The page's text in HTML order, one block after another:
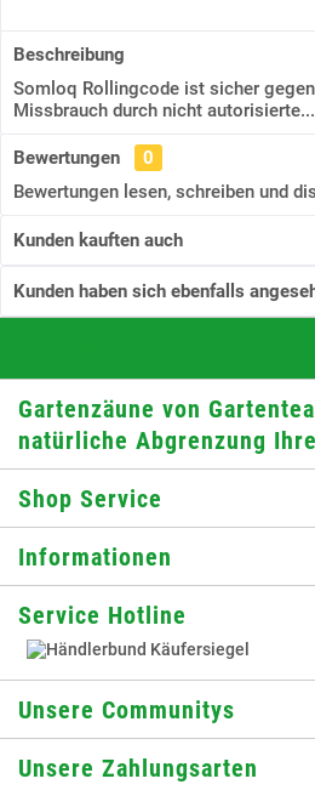
Beschreibung
Somloq Rollingcode ist sicher
Missbrauch durch nicht autorisierte...
Bewertungen
0
Bewertungen lesen, schreiben und
Kunden kauften auch
Kunden haben sich ebenfalls
Gartenzäune von
natürliche Abgrenzung
Shop Service
Informationen
Service Hotline
Unsere Communitys
Unsere Zahlungsarten